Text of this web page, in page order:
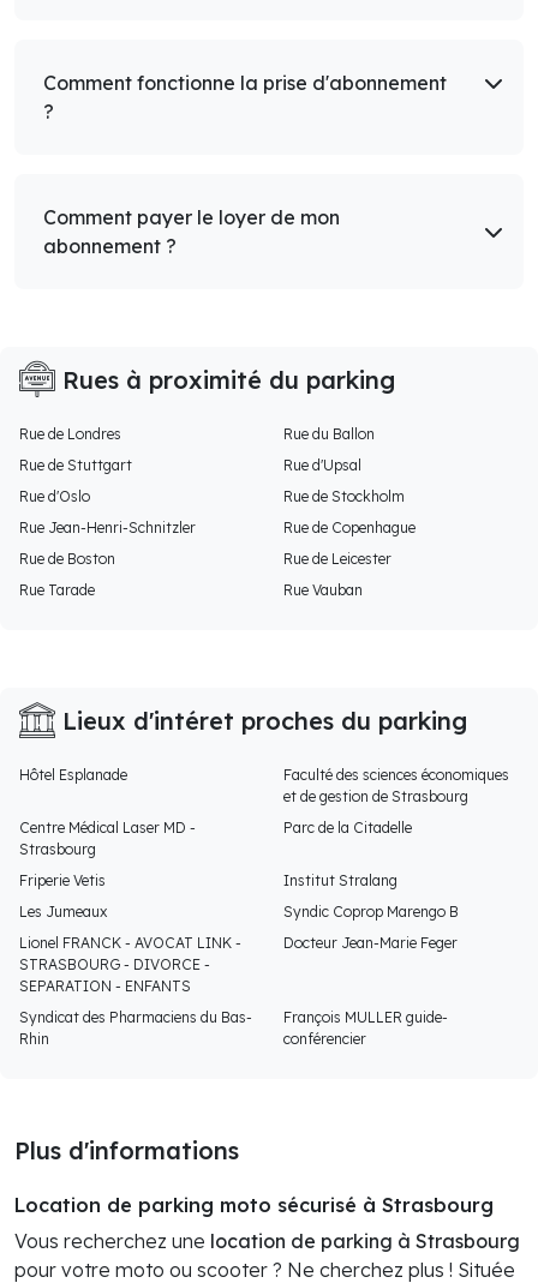
Comment fonctionne la prise d'abonnement
?
Comment payer le loyer de mon
abonnement ?
Rues à proximité du parking
Rue de Londres
Rue du Ballon
Rue de Stuttgart
Rue d'Upsal
Rue d'Oslo
Rue de Stockholm
Rue Jean-Henri-Schnitzler
Rue de Copenhague
Rue de Boston
Rue de Leicester
Rue Tarade
Rue Vauban
Lieux d'intéret proches du parking
Hôtel Esplanade
Faculté des sciences économiques
et de gestion de Strasbourg
Centre Médical Laser MD -
Strasbourg
Parc de la Citadelle
Friperie Vetis
Institut Stralang
Les Jumeaux
Syndic Coprop Marengo B
Lionel FRANCK - AVOCAT LINK -
STRASBOURG - DIVORCE -
SEPARATION - ENFANTS
Docteur Jean-Marie Feger
Syndicat des Pharmaciens du Bas-
Rhin
François MULLER guide-
conférencier
Plus d'informations
Location de parking moto sécurisé à Strasbourg
Vous recherchez une location de parking à Strasbourg
pour votre moto ou scooter ? Ne cherchez plus ! Située